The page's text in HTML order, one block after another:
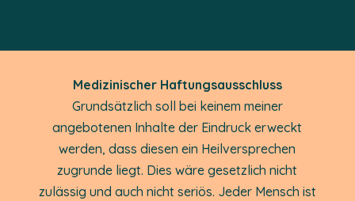
Medizinischer Haftungsausschluss
Grundsätzlich soll bei keinem meiner
angebotenen Inhalte der Eindruck erweckt
werden, dass diesen ein Heilversprechen
zugrunde liegt. Dies wäre gesetzlich nicht
zulässig und auch nicht seriös. Jeder Mensch ist